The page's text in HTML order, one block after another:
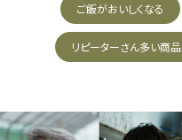
ご飯がおいしくなる
リピーターさん多い商品